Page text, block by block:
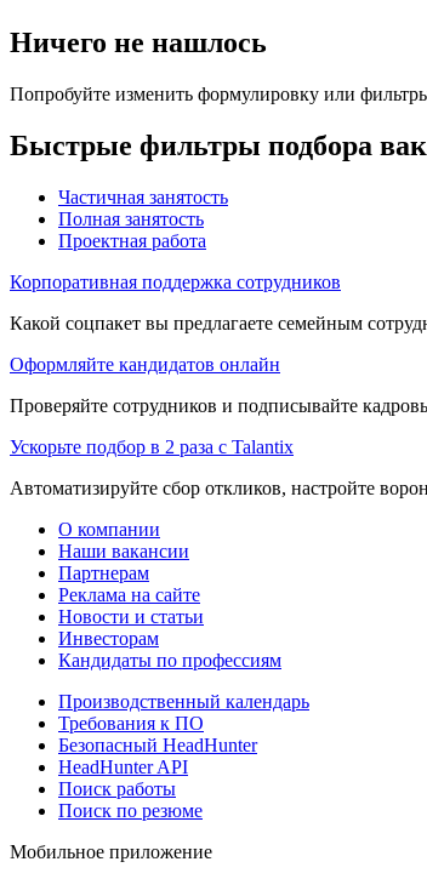
Ничего не нашлось
Попробуйте изменить формулировку или
Быстрые фильтры подбора
Частичная занятость
Полная занятость
Проектная работа
Корпоративная поддержка сотрудников
Какой соцпакет вы предлагаете семейным
Оформляйте кандидатов онлайн
Проверяйте сотрудников и подписывайте
Ускорьте подбор в 2 раза с Talantix
Автоматизируйте сбор откликов, настройте
О компании
Наши вакансии
Партнерам
Реклама на сайте
Новости и статьи
Инвесторам
Кандидаты по профессиям
Производственный календарь
Требования к ПО
Безопасный HeadHunter
HeadHunter API
Поиск работы
Поиск по резюме
Мобильное приложение